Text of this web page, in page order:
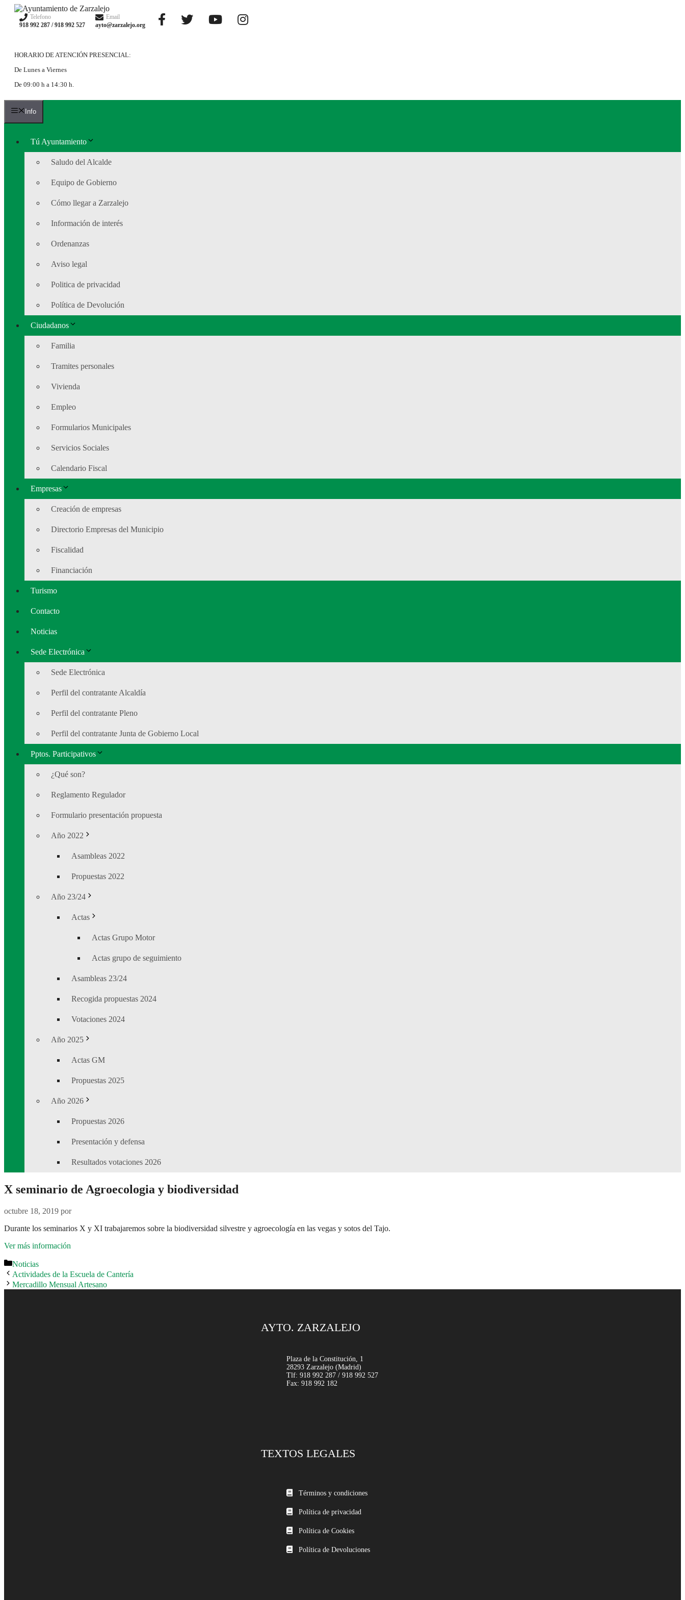
Saltar
contenido
Telefono
918 992 287 / 918 992 527
Email
ayto@zarzalejo.org
HORARIO DE ATENCIÓN PRESENCIAL:
De Lunes a Viernes
De 09:00 h a 14:30 h.
Info
Tú Ayuntamiento
Saludo del Alcalde
Equipo de Gobierno
Cómo llegar a Zarzalejo
Información de interés
Ordenanzas
Aviso legal
Politica de privacidad
Política de Devolución
Ciudadanos
Familia
Tramites personales
Vivienda
Empleo
Formularios Municipales
Servicios Sociales
Calendario Fiscal
Empresas
Creación de empresas
Directorio Empresas del Municipio
Fiscalidad
Financiación
Turismo
Contacto
Noticias
Sede Electrónica
Sede Electrónica
Perfil del contratante Alcaldía
Perfil del contratante Pleno
Perfil del contratante Junta de Gobierno Local
Pptos. Participativos
¿Qué son?
Reglamento Regulador
Formulario presentación propuesta
Año 2022
Asambleas 2022
Propuestas 2022
Año 23/24
Actas
Actas Grupo Motor
Actas grupo de seguimiento
Asambleas 23/24
Recogida propuestas 2024
Votaciones 2024
Año 2025
Actas GM
Propuestas 2025
Año 2026
Propuestas 2026
Presentación y defensa
Resultados votaciones 2026
X seminario de Agroecologia y biodiversidad
octubre 18, 2019 por
Durante los seminarios X y XI trabajaremos sobre la biodiversidad silvestre y agroecología en las vegas y sotos del Tajo.
Ver más información
Categorías
Noticias
Actividades de la Escuela de Cantería
Mercadillo Mensual Artesano
AYTO. ZARZALEJO
Plaza de la Constitución, 1
28293 Zarzalejo (Madrid)
Tlf: 918 992 287 / 918 992 527
Fax: 918 992 182
TEXTOS LEGALES
Términos y condiciones
Política de privacidad
Política de Cookies
Política de Devoluciones